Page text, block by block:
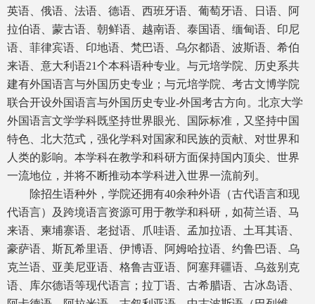
英语、俄语、法语、德语、西班牙语、葡萄牙语、日语、阿
拉伯语、蒙古语、朝鲜语、越南语、泰国语、缅甸语、印尼
语、菲律宾语、印地语、梵巴语、乌尔都语、波斯语、希伯
来语、意大利语21个本科语种专业。与元培学院、历史系共
建有外国语言与外国历史专业；与元培学院、考古文博学院
联合开设外国语言与外国历史专业-外国考古方向。北京大学
外国语言文学学科既坚持世界眼光、国际标准，又坚持中国
特色、北大范式，强化学科对国家和民族的贡献、对世界和
人类的影响。本学科在教学和科研方面保持国内顶尖、世界
一流地位，并将不断推动本学科进入世界一流前列。
除招生语种外，学院还拥有40余种外语（古代语言和现
代语言）及跨境语言资源可用于教学和科研，如荷兰语、马
来语、柬埔寨语、老挝语、爪哇语、孟加拉语、土耳其语、
豪萨语、斯瓦希里语、伊博语、阿姆哈拉语、约鲁巴语、乌
克兰语、亚美尼亚语、格鲁吉亚语、阿塞拜疆语、乌兹别克
语、库尔德语等现代语言；拉丁语、古希腊语、古冰岛语、